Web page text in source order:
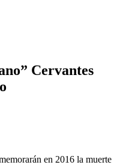
Cervantes
en 2016 la muerte